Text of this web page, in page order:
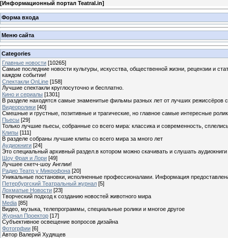
[Информационный портал Teatral.in]
Форма входа
Меню сайта
Categories
Главные новости [10265]
Самые последние новости культуры, искусства, общественной жизни, рецензии и
каждом событии!
Спектакли OnLine [158]
Лучшие спектакли круглосуточно и бесплатно.
Кино и сериалы [1301]
В разделе находятся самые знаменитые фильмы разных лет от лучших режиссёров
Видеоролики [40]
Смешные и грустные, позитивные и трагические, но главное самые интересные
Пьесы [29]
Только лучшие пьесы, собранные со всего мира: классика и современность,
Клипы [111]
В разделе собраны лучшие клипы со всего мира за много лет
Аудиокниги [24]
Это специальный архивный раздел.в котором можно скачивать и слушать
Шоу Фрая и Лори [49]
Лучшее скетч-шоу Англии!
Радио Театр у Микрофона [20]
Уникальные постановки, исполненные профессионалами. Информация
Петербургский Театральный журнал [5]
Лохматые Новости [23]
Творческий подход к созданию новостей животного мира
Media [85]
Видео, музыка, телепрограммы, специальные ролики и многое другое
Журнал Проектор [17]
Субъективное освещение вопросов дизайна
Фотогрфии [6]
Автор Валерий Худящев